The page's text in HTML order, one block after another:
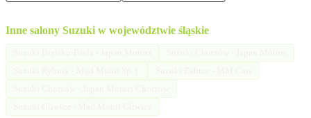
Inne salony Suzuki w województwie śląskie